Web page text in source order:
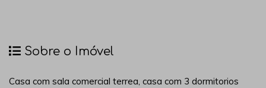
Sobre o Imóvel
Casa com sala comercial terrea, casa com 3 dormitorios